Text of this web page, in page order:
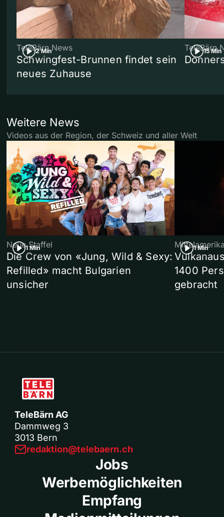
2 Min
TeleBärn News
Schwingfest-Brunnen findet sein
neues Zuhause
15 Min
TeleBärn
Weitere News
Videos aus der Region, der Schweiz und aller Welt
1 Min
Neue Staffel
Die Crew von «Jung, Wild & Sexy:
Refilled» macht Bulgarien
unsicher
1 Min
1400
gebracht
TeleBärn AG
Dammweg 3
3013 Bern
redaktion@telebaern.ch
Jobs
Werbemöglichkeiten
Empfang